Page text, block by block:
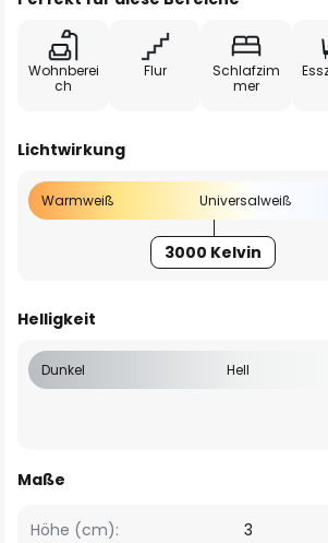
Wohnberei
ch
Flur
Schlafzim
mer
Lichtwirkung
Warmweiß Universalweiß
3000 Kelvin
Helligkeit
Dunkel Hell
Maße
Höhe (cm): 3